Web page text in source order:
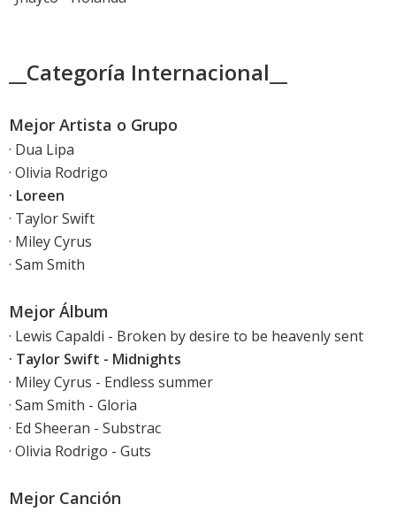
__Categoría Internacional__
Mejor Artista o Grupo
· Dua Lipa
· Olivia Rodrigo
· Loreen
· Taylor Swift
· Miley Cyrus
· Sam Smith
Mejor Álbum
· Lewis Capaldi - Broken by desire to be heavenly sent
· Taylor Swift - Midnights
· Miley Cyrus - Endless summer
· Sam Smith - Gloria
· Ed Sheeran - Substrac
· Olivia Rodrigo - Guts
Mejor Canción